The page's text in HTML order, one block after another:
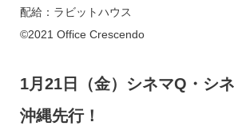
配給：ラビットハウス
©2021 Office Crescendo
1月21日（金）シネマQ・シ
沖縄先行！